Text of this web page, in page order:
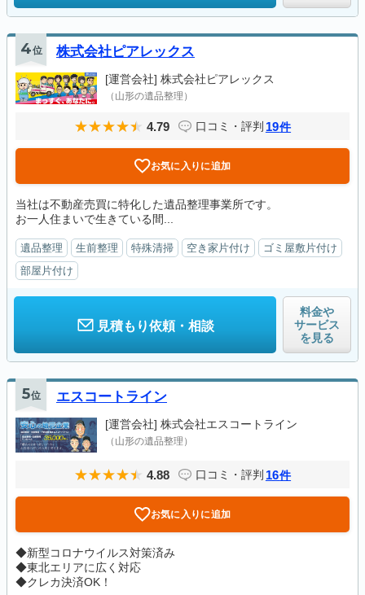
4位 株式会社ピアレックス
[運営会社] 株式会社ピアレックス
（山形の遺品整理）
4.79 口コミ・評判 19件
お気に入りに追加
当社は不動産売買に特化した遺品整理事業所です。
お一人住まいで生きている間...
遺品整理 生前整理 特殊清掃 空き家片付け
ゴミ屋敷片付け
部屋片付け
見積もり依頼・相談
料金や
サービス
を見る
5位 エスコートライン
[運営会社] 株式会社エスコートライン
（山形の遺品整理）
4.88 口コミ・評判 16件
お気に入りに追加
◆新型コロナウイルス対策済み
◆東北エリアに広く対応
◆クレカ決済OK！